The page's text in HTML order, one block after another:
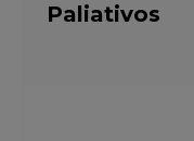
Paliativos